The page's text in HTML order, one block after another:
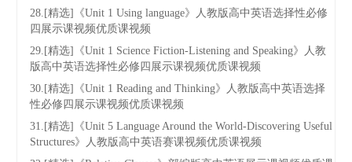
28.[精选]《Unit 1 Using language》人教版高中英语选择性必修
四展示课视频优质课视频
29.[精选]《Unit 1 Science Fiction-Listening and Speaking》人教
版高中英语选择性必修四展示课视频优质课视频
30.[精选]《Unit 1 Reading and Thinking》人教版高中英语选择
性必修四展示课视频优质课视频
31.[精选]《Unit 5 Language Around the World-Discovering Useful
Structures》人教版高中英语赛课视频优质课视频